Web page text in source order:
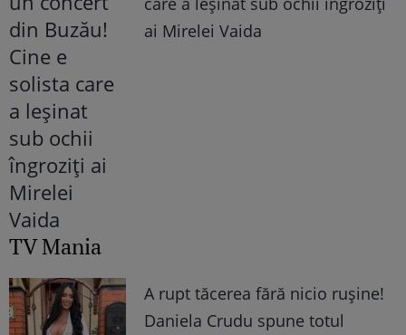
ai Mirelei Vaida
TV Mania
A rupt tăcerea fără nicio rușine!
Daniela Crudu spune totul